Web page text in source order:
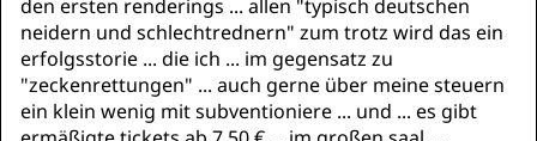
den ersten renderings ... allen "typisch deutschen
neidern und schlechtrednern" zum trotz wird das ein
erfolgsstorie ... die ich ... im gegensatz zu
"zeckenrettungen" ... auch gerne über meine steuern
ein klein wenig mit subventioniere ... und ... es gibt